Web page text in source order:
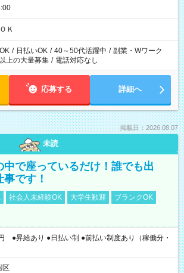
Ｋ
/ 日払いOK / 40～50代活躍中 / 副業・Wワーク
上の大量募集 / 電話対応なし
応募する 詳細へ
掲載日：2026.08.07
未読
中で座っているだけ！誰でも出
です！
社会人未経験OK 大学生歓迎
ブランクOK
●昇給あり ●日払い制 ●前払い制度あり（稼働分・
区